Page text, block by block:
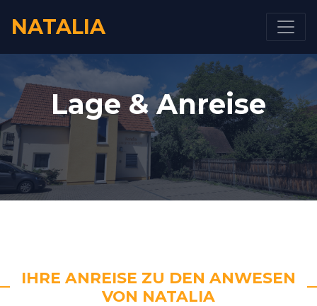
NATALIA
Lage & Anreise
IHRE ANREISE ZU DEN ANWESEN
VON NATALIA